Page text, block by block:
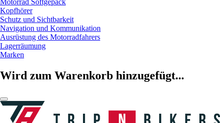
Kopfhörer
Schutz und Sichtbarkeit
Navigation und Kommunikation
Ausrüstung des Motorradfahrers
Lagerräumung
Marken
Wird zum Warenkorb hinzugefügt...